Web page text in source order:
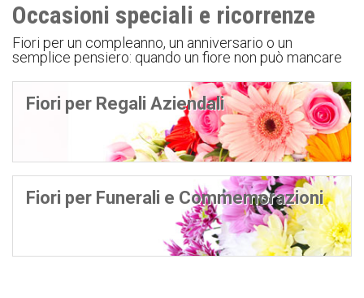
Occasioni speciali e ricorrenze
Fiori per un compleanno, un anniversario o un
semplice pensiero: quando un fiore non può mancare
Fiori per Regali Aziendali
Fiori per Funerali e Commemorazioni